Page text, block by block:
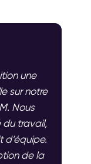
une
sur notre
Nous
travail,
d’équipe.
de la